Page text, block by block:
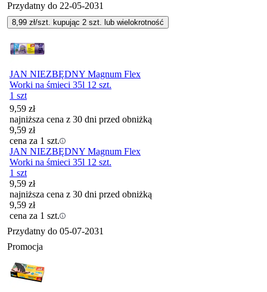
Przydatny do 22-05-2031
8,99 zł/szt. kupując 2 szt. lub wielokrotność
JAN NIEZBĘDNY Magnum Flex
Worki na śmieci 35l 12 szt.
1 szt
9,59 zł
najniższa cena z 30 dni przed obniżką
9,59 zł
cena za 1 szt.
JAN NIEZBĘDNY Magnum Flex
Worki na śmieci 35l 12 szt.
1 szt
9,59 zł
najniższa cena z 30 dni przed obniżką
9,59 zł
cena za 1 szt.
Przydatny do 05-07-2031
Promocja